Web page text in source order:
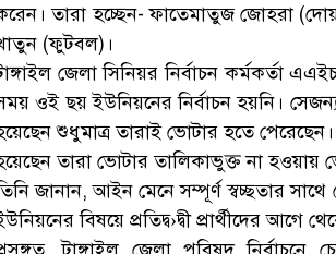
তারা হচ্ছেন- ফাতেমাতুজ জোহরা
(ফুটবল)।
জেলা সিনিয়র নির্বাচন কর্মকর্তা
ওই ছয় ইউনিয়নের নির্বাচন হয়নি। সেজন্য
শুধুমাত্র তারাই ভোটার হতে
তারা ভোটার তালিকাভুক্ত না হওয়ায়
জানান, আইন মেনে সম্পূর্ণ স্বচ্ছতার
বিষয়ে প্রতিদ্ব›দ্বী প্রার্থীদের আগে